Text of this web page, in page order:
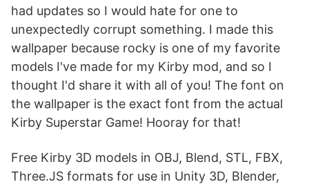
had updates so I would hate for one to
unexpectedly corrupt something. I made this
wallpaper because rocky is one of my favorite
models I've made for my Kirby mod, and so I
thought I'd share it with all of you! The font on
the wallpaper is the exact font from the actual
Kirby Superstar Game! Hooray for that!
Free Kirby 3D models in OBJ, Blend, STL, FBX,
Three.JS formats for use in Unity 3D, Blender,